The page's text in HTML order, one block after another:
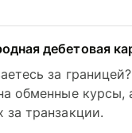
дебетовая
за
обменные курсы,
за транзакции.